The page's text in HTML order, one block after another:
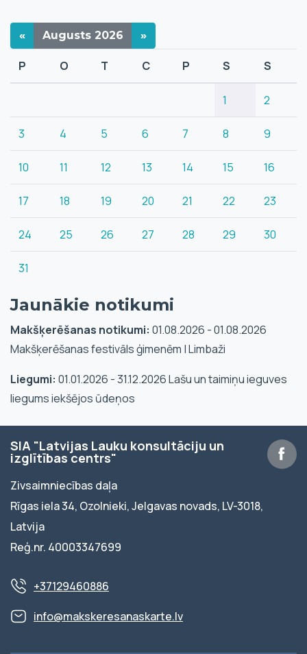
« Augusts 2026 »
P O T C P S S
1 2
3 4 5 6 7 8 9
10 11 12 13 14 15 16
17 18 19 20 21 22 23
24 25 26 27 28 29 30
31
Jaunākie notikumi
Makšķerēšanas notikumi: 01.08.2026 - 01.08.2026
Makšķerēšanas festivāls ģimenēm | Limbaži
Liegumi: 01.01.2026 - 31.12.2026 Lašu un taimiņu ieguves
liegums iekšējos ūdeņos
SIA "Latvijas Lauku konsultāciju un
izglītības centrs"
Zivsaimniecības daļa
Rīgas iela 34, Ozolnieki, Jelgavas novads, LV-3018,
Latvija
Reģ.nr. 40003347699
+37129460886
info@makskeresanaskarte.lv